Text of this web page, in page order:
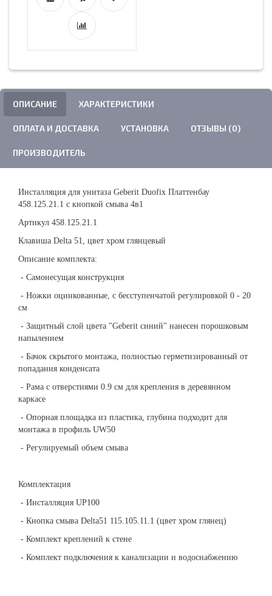
ОПИСАНИЕ ХАРАКТЕРИСТИКИ
ОПЛАТА И ДОСТАВКА УСТАНОВКА ОТЗЫВЫ (0)
ПРОИЗВОДИТЕЛЬ
Инсталляция для унитаза Geberit Duofix Платтенбау
458.125.21.1 с кнопкой смыва 4в1
Артикул 458.125.21.1
Клавиша Delta 51, цвет хром глянцевый
Описание комплекта:
- Самонесущая конструкция
- Ножки оцинкованные, с бесступенчатой регулировкой 0 - 20
см
- Защитный слой цвета "Geberit синий" нанесен порошковым
напылением
- Бачок скрытого монтажа, полностью герметизированный от
попадания конденсата
- Рама с отверстиями 0.9 cм для крепления в деревянном
каркасе
- Опорная площадка из пластика, глубина подходит для
монтажа в профиль UW50
- Регулируемый объем смыва
Комплектация
- Инсталляция UP100
- Кнопка смыва Delta51 115.105.11.1 (цвет хром глянец)
- Комплект креплений к стене
- Комплект подключения к канализации и водоснабжению